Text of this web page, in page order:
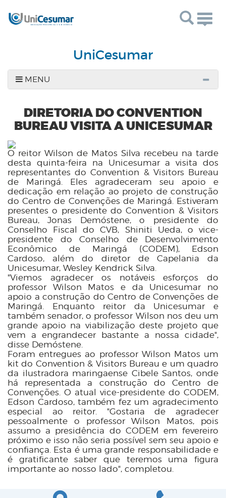
UniCesumar
MENU
DIRETORIA DO CONVENTION
BUREAU VISITA A UNICESUMAR
O reitor Wilson de Matos Silva recebeu na tarde
desta quinta-feira na Unicesumar a visita dos
representantes do Convention & Visitors Bureau
de Maringá. Eles agradeceram seu apoio e
dedicação em relação ao projeto de construção
do Centro de Convenções de Maringá. Estiveram
presentes o presidente do Convention & Visitors
Bureau, Jonas Demóstene, o presidente do
Conselho Fiscal do CVB, Shiniti Ueda,o vice-
presidente do Conselho de Desenvolvimento
Econômico de Maringá (CODEM), Edson
Cardoso, além do diretor de Capelania da
Unicesumar, Wesley Kendrick Silva.
"Viemos agradecer os notáveis esforços do
professor Wilson Matos e da Unicesumar no
apoio a construção do Centro de Convenções de
Maringá. Enquanto reitor da Unicesumar e
também senador, o professor Wilson nos deu um
grande apoio na viabilização deste projeto que
vem a engrandecer bastante a nossa cidade",
disse Demóstene.
Foram entregues ao professor Wilson Matos um
kit do Convention & Visitors Bureau e um quadro
da ilustradora maringaense Cibele Santos, onde
há representada a construção do Centro de
Convenções. O atual vice-presidente do CODEM,
Edson Cardoso, também fez um agradecimento
especial ao reitor. "Gostaria de agradecer
pessoalmente o professor Wilson Matos, pois
assumo a presidência do CODEM em fevereiro
próximo e isso não seria possível sem seu apoio e
confiança. Esta é uma grande responsabilidade e
é gratificante saber que teremos uma figura
importante ao nosso lado", completou.